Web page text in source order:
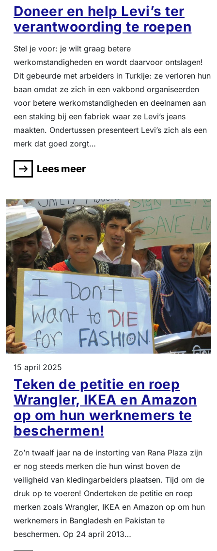
Doneer en help Levi’s ter
verantwoording te roepen
Stel je voor: je wilt graag betere
werkomstandigheden en wordt daarvoor ontslagen!
Dit gebeurde met arbeiders in Turkije: ze verloren hun
baan omdat ze zich in een vakbond organiseerden
voor betere werkomstandigheden en deelnamen aan
een staking bij een fabriek waar ze Levi’s jeans
maakten. Ondertussen presenteert Levi’s zich als een
merk dat goed zorgt…
Lees meer
15 april 2025
Teken de petitie en roep
Wrangler, IKEA en Amazon
op om hun werknemers te
beschermen!
Zo’n twaalf jaar na de instorting van Rana Plaza zijn
er nog steeds merken die hun winst boven de
veiligheid van kledingarbeiders plaatsen. Tijd om de
druk op te voeren! Onderteken de petitie en roep
merken zoals Wrangler, IKEA en Amazon op om hun
werknemers in Bangladesh en Pakistan te
beschermen. Op 24 april 2013…